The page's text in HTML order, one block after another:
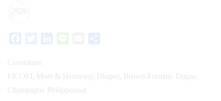
2026
FacebookTwitterLinkedIn Email
Consultant
FICOFI, Moët & Hennessy, Diageo, Brown-Forman, Dugas,
Champagne Philipponnat